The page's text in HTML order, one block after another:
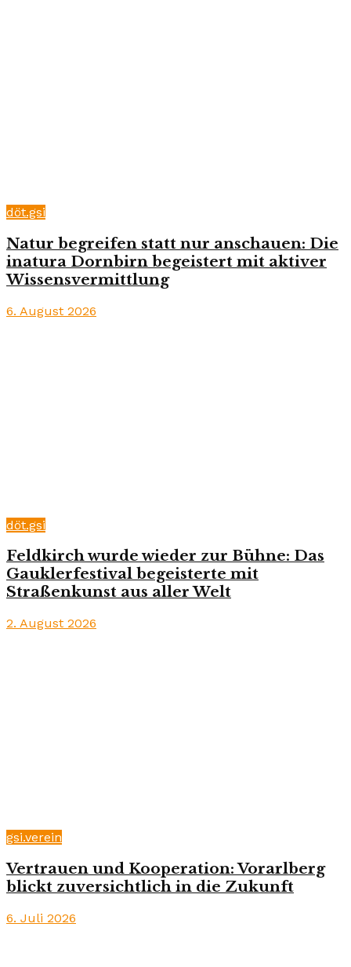
döt.gsi
Natur begreifen statt nur anschauen: Die
inatura Dornbirn begeistert mit aktiver
Wissensvermittlung
6. August 2026
döt.gsi
Feldkirch wurde wieder zur Bühne: Das
Gauklerfestival begeisterte mit
Straßenkunst aus aller Welt
2. August 2026
gsi.verein
Vertrauen und Kooperation: Vorarlberg
blickt zuversichtlich in die Zukunft
6. Juli 2026